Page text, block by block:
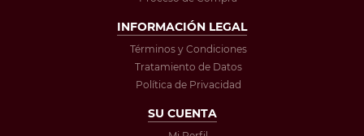
INFORMACIÓN LEGAL
Términos y Condiciones
Tratamiento de Datos
Política de Privacidad
SU CUENTA